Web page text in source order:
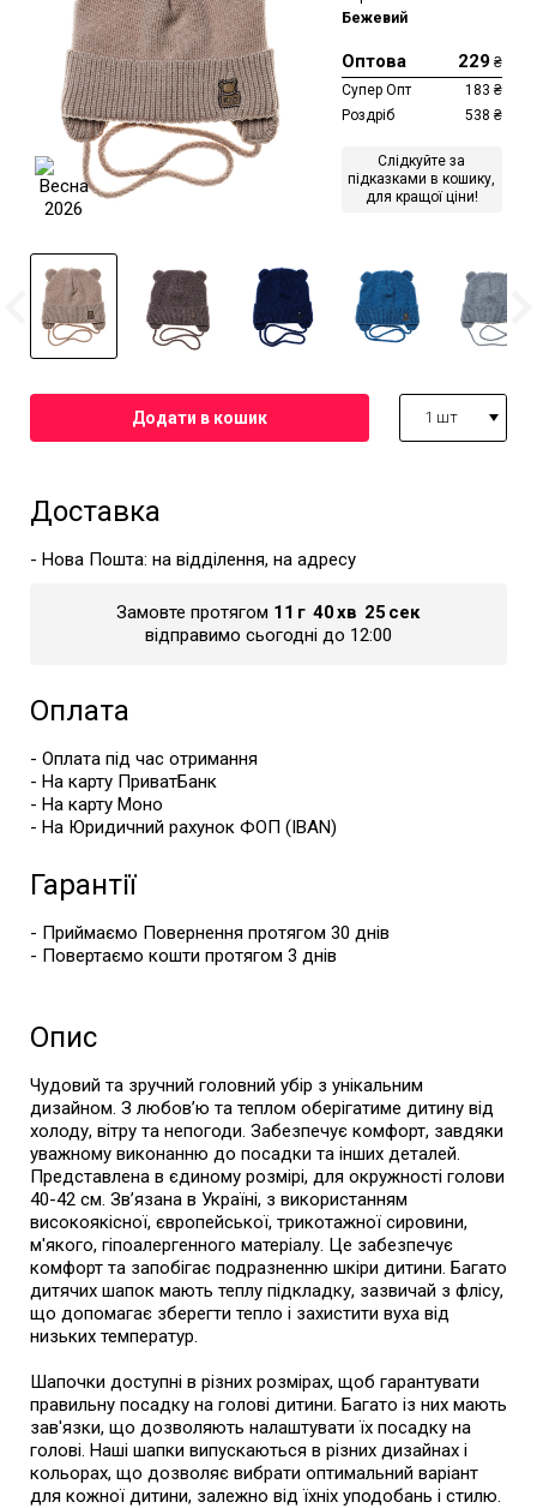
Бежевий
Оптова 229 ₴
Супер Опт
183 ₴
Роздріб
538 ₴
Слідкуйте за
підказками в кошику,
для кращої ціни!
1 шт
Доставка
- Нова Пошта: на відділення, на адресу
Замовте протягом 11 г 40хв 23 сек
відправимо сьогодні до 12:00
Оплата
- Оплата під час отримання
- На карту ПриватБанк
- На карту Моно
- На Юридичний рахунок ФОП (IBAN)
Гарантії
- Приймаємо Повернення протягом 30 днів
- Повертаємо кошти протягом 3 днів
Опис
Чудовий та зручний головний убір з унікальним
дизайном. З любов’ю та теплом оберігатиме дитину від
холоду, вітру та непогоди. Забезпечує комфорт, завдяки
уважному виконанню до посадки та інших деталей.
Представлена в єдиному розмірі, для окружності голови
40-42 см. Зв’язана в Україні, з використанням
високоякісної, європейської, трикотажної сировини,
м'якого, гіпоалергенного матеріалу. Це забезпечує
комфорт та запобігає подразненню шкіри дитини. Багато
дитячих шапок мають теплу підкладку, зазвичай з флісу,
що допомагає зберегти тепло і захистити вуха від
низьких температур.
Шапочки доступні в різних розмірах, щоб гарантувати
правильну посадку на голові дитини. Багато із них мають
зав'язки, що дозволяють налаштувати їх посадку на
голові. Наші шапки випускаються в різних дизайнах і
кольорах, що дозволяє вибрати оптимальний варіант
для кожної дитини, залежно від їхніх уподобань і стилю.